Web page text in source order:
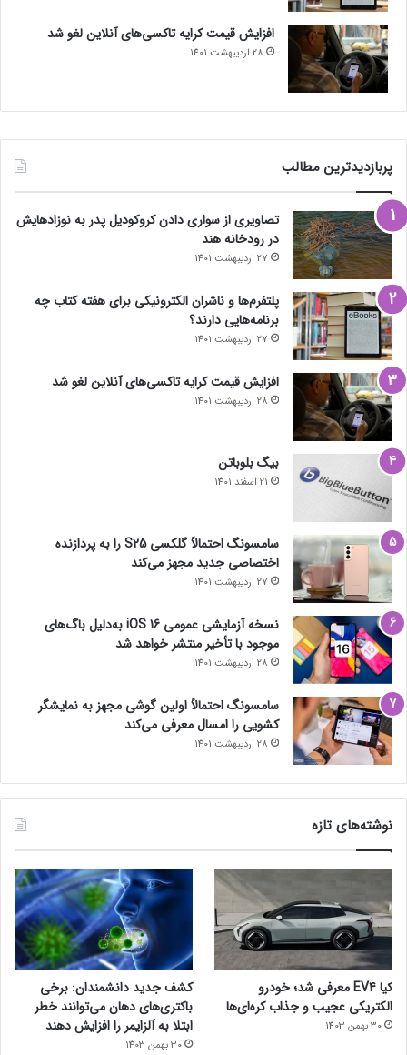
افزایش قیمت کرایه تاکسی‌های آنلاین لغو شد
28 اردیبهشت 1401
پربازدیدترین مطالب
تصاویری از سواری دادن کروکودیل پدر به نوزادهایش
در رودخانه هند
27 اردیبهشت 1401
پلتفرم‌ها و ناشران الکترونیکی برای هفته کتاب چه
برنامه‌هایی دارند؟
27 اردیبهشت 1401
افزایش قیمت کرایه تاکسی‌های آنلاین لغو شد
28 اردیبهشت 1401
بیگ بلوباتن
21 اسفند 1401
سامسونگ احتمالاً گلکسی S25 را به پردازنده
اختصاصی جدید مجهز می‌کند
27 اردیبهشت 1401
نسخه آزمایشی عمومی iOS 16 به‌دلیل باگ‌های
موجود با تأخیر منتشر خواهد شد
28 اردیبهشت 1401
سامسونگ احتمالاً اولین گوشی مجهز به نمایشگر
کشویی را امسال معرفی می‌کند
28 اردیبهشت 1401
نوشته‌های تازه
کیا EV4 معرفی شد؛ خودرو
الکتریکی عجیب و جذاب کره‌ای‌ها
30 بهمن 1403
کشف جدید دانشمندان: برخی
باکتری‌های دهان می‌توانند خطر
ابتلا به آلزایمر را افزایش دهند
30 بهمن 1403